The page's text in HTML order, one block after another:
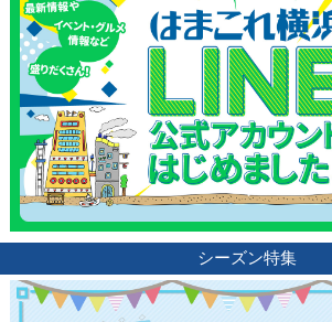
シーズン特集
観光ガイド